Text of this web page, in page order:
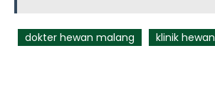
dokter hewan malang klinik